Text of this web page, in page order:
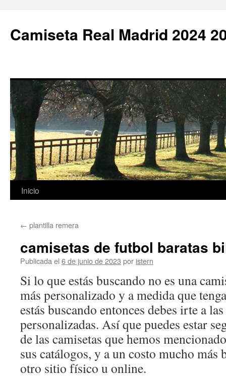
Camiseta Real Madrid 2024
Saltar
contenido
Inicio
← plantilla remera
camisetas de futbol baratas
Publicada el 6 de junio de 2023 por istern
Si lo que estás buscando no es una
más personalizado y a medida que
estás buscando entonces debes irte a
personalizadas. Así que puedes estar
de las camisetas que hemos
sus catálogos, y a un costo mucho más
otro sitio físico u online.